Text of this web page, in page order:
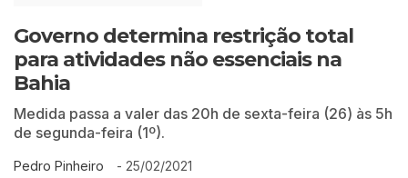
Governo determina restrição total
para atividades não essenciais na
Bahia
Medida passa a valer das 20h de sexta-feira (26) às 5h
de segunda-feira (1º).
Pedro Pinheiro - 25/02/2021